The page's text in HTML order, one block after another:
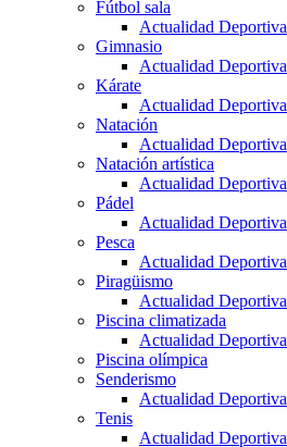
Fútbol sala
Actualidad Deportiva
Gimnasio
Actualidad Deportiva
Kárate
Actualidad Deportiva
Natación
Actualidad Deportiva
Natación artística
Actualidad Deportiva
Pádel
Actualidad Deportiva
Pesca
Actualidad Deportiva
Piragüismo
Actualidad Deportiva
Piscina climatizada
Actualidad Deportiva
Piscina olímpica
Senderismo
Actualidad Deportiva
Tenis
Actualidad Deportiva